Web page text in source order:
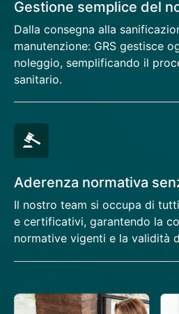
Gestione semplice del
Dalla consegna alla
manutenzione: GRS gestisce
noleggio, semplificando il
sanitario.
Aderenza normativa
Il nostro team si occupa di
e certificativi, garantendo la
normative vigenti e la validità